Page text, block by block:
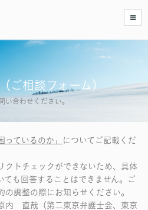
ご相談フォーム）
い合わせください。
っているのか」
についてご記載くだ
クトチェックができないため、具体
ても回答することはできません。ご
調整の際にお知らせください。
内 直哉（第二東京弁護士会、東京